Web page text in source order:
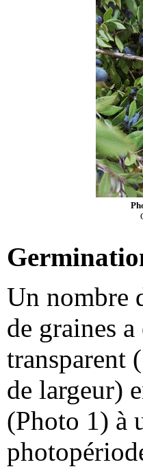
Un nombre
de graines
transparent
de largeur)
(Photo 1) à